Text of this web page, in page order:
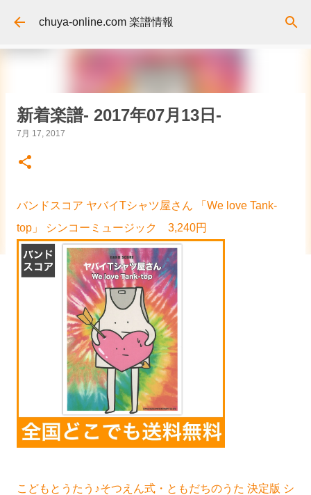
スキップしてメイン コンテンツに移動
chuya-online.com 楽譜情報
新着楽譜- 2017年07月13日-
7月 17, 2017
バンドスコア ヤバイTシャツ屋さん 「We love Tank-
top」 シンコーミュージック 3,240円
こどもとうたう♪そつえん式・ともだちのうた 決定版 シ